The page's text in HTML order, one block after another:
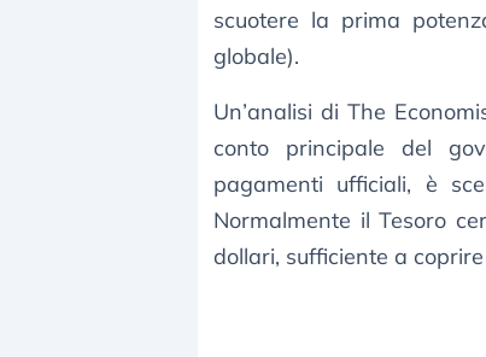
scuotere la prima
globale).
Un’analisi di The
conto principale del
pagamenti ufficiali, è
Normalmente il Tesoro
dollari, sufficiente a